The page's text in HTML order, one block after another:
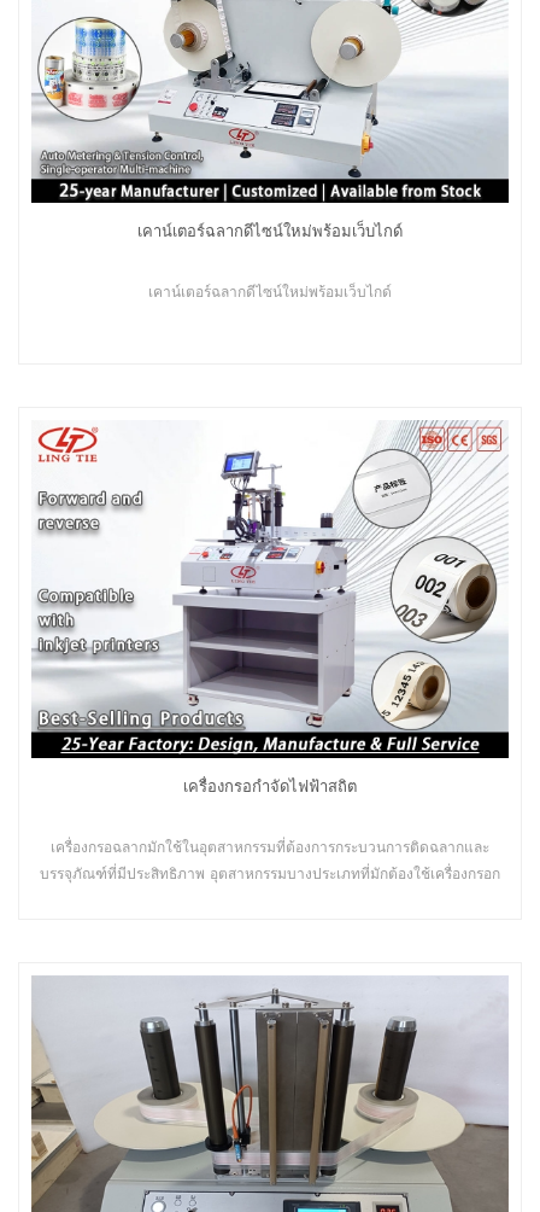
เคาน์เตอร์ฉลากดีไซน์ใหม่พร้อมเว็บไกด์
เคาน์เตอร์ฉลากดีไซน์ใหม่พร้อมเว็บไกด์
เครื่องกรอกำจัดไฟฟ้าสถิต
เครื่องกรอฉลากมักใช้ในอุตสาหกรรมที่ต้องการกระบวนการติดฉลากและ
บรรจุภัณฑ์ที่มีประสิทธิภาพ อุตสาหกรรมบางประเภทที่มักต้องใช้เครื่องกรอก